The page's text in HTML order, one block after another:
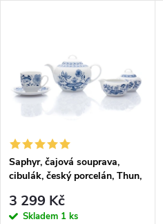
k
t
ů
k
ů
Saphyr, čajová souprava,
cibulák, český porcelán, Thun,
3 299 Kč
Skladem 1 ks